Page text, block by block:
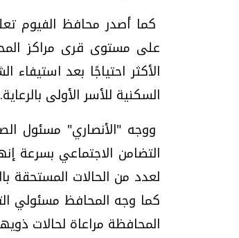
كما أصدر محافظ الفيوم
على مستوى قرى مراكز
الأكثر احتياجًا بعد
السكنية للأسر الأولى بالرعاية.
ووجه "الأنصاري" مسئول
التضامن الاجتماعي بسرعة
لعدد من الحالات المستحقة
كما وجه المحافظ مسئولي
المحافظة مراعاة لحالات